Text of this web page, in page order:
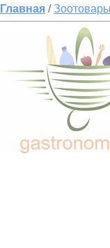
Главная /Зоотовары